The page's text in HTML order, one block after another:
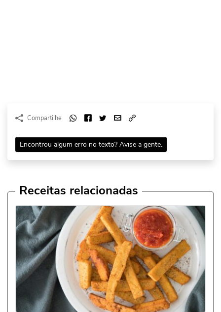
Compartilhe
Encontrou algum erro no texto? Avise a gente.
Receitas relacionadas